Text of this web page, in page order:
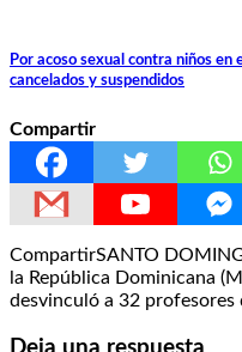
Por acoso sexual contra niños en
cancelados y suspendidos
Compartir
CompartirSANTO
la República Dominicana
desvinculó a 32 profesores